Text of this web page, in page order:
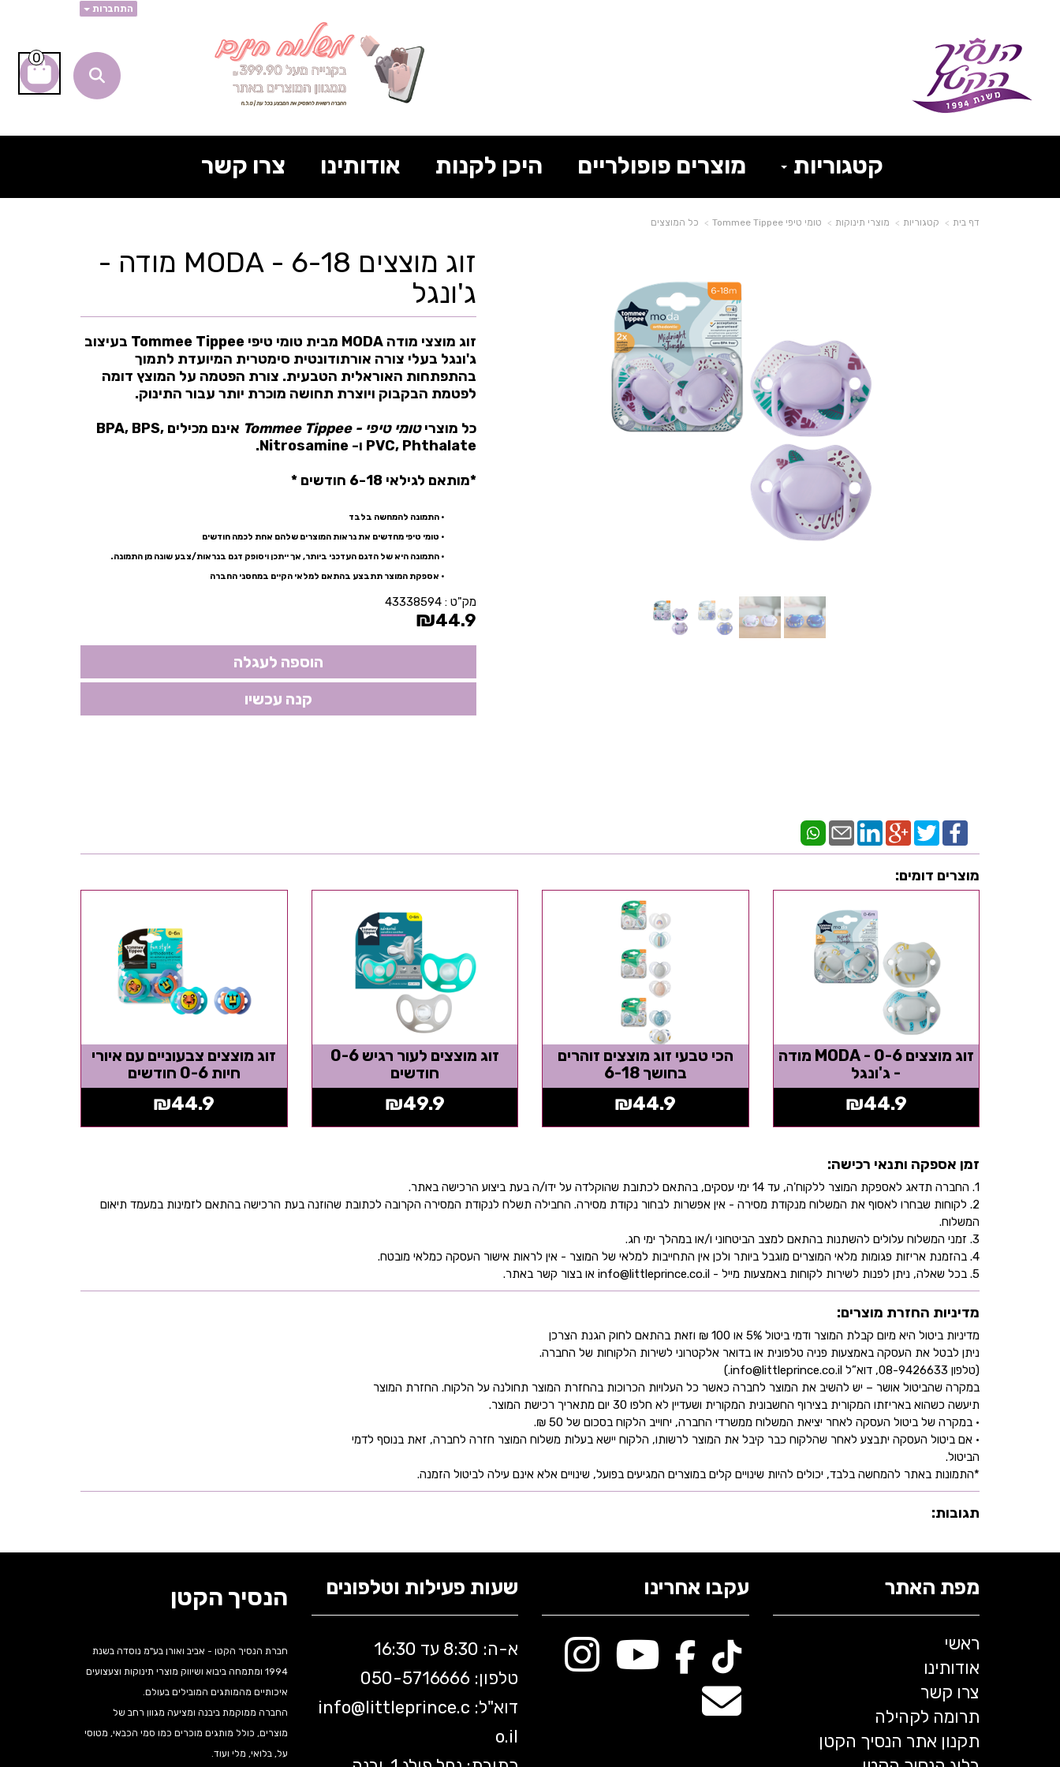
התחברות
0
קטגוריות מוצרים פופולריים היכן לקנות אודותינו צרו קשר
דף בית קטגוריות מוצרי תינוקות טומי טיפי Tommee Tippee כל המוצצים
זוג מוצצים 6-18 - MODA מודה -
ג'ונגל
זוג מוצצי מודה MODA מבית טומי טיפי Tommee Tippee
בעיצוב
ג'ונגל בעלי צורה אורתודונטית סימטרית המיועדת לתמוך
בהתפתחות האוראלית הטבעית. צורת הפטמה על המוצץ דומה
לפטמת הבקבוק ויוצרת תחושה מוכרת יותר עבור התינוק.
כל מוצריטומי טיפי - Tommee Tippee
אינם מכילים BPA, BPS,
PVC, Phthalate ו- Nitrosamine.
*מותאם לגילאי 6-18 חודשים *
• התמונה להמחשה בלבד
• טומי טיפי מחדשים את נראות המוצרים שלהם אחת לכמה חודשים
• התמונה היא של הדגם העדכני ביותר, אך ייתכן ויסופק דגם בנראות/צבע שונה מן התמונה.
• אספקת המוצר תתבצע בהתאם למלאי הקיים במחסני החברה
מק"ט :43338594
₪44.9
מוצרים דומים:
זוג מוצצים 0-6 - MODA מודה
- ג'ונגל
₪44.9
הכי טבעי זוג מוצצים זוהרים
בחושך 6-18
₪44.9
זוג מוצצים לעור רגיש 0-6
חודשים
₪49.9
זוג מוצצים צבעוניים עם איורי
חיות 0-6 חודשים
₪44.9
זמן אספקה ותנאי רכישה:
1. החברה תדאג לאספקת המוצר ללקוח'ה, עד 14 ימי עסקים, בהתאם לכתובת שהוקלדה על ידו/ה בעת ביצוע הרכישה באתר.
2. לקוחות שבחרו לאסוף את המשלוח מנקודת מסירה - אין אפשרות לבחור נקודת מסירה. החבילה תשלח לנקודת המסירה הקרובה לכתובת שהוזנה בעת הרכישה בהתאם לזמינות במעמד תיאום
המשלוח.
3. זמני המשלוח עלולים להשתנות בהתאם למצב הביטחוני ו/או במהלך ימי חג.
4. בהזמנת אריזות פגומות מלאי המוצרים מוגבל ביותר ולכן אין התחייבות למלאי של המוצר - אין לראות אישור העסקה כמלאי מובטח.
5. בכל שאלה, ניתן לפנות לשירות לקוחות באמצעות מייל - info@littleprince.co.il או בצור קשר באתר.
מדיניות החזרת מוצרים:
מדיניות ביטול היא מיום קבלת המוצר ודמי ביטול 5% או 100 ₪ וזאת בהתאם לחוק הגנת הצרכן
ניתן לבטל את העסקה באמצעות פניה טלפונית או בדואר אלקטרוני לשירות הלקוחות של החברה.
(טלפון 08-9426633, דוא”ל info@littleprince.co.il.)
במקרה שהביטול אושר – יש להשיב את המוצר לחברה כאשר כל העלויות הכרוכות בהחזרת המוצר תחולנה על הלקוח. החזרת המוצר
תיעשה כשהוא באריזתו המקורית בצירוף החשבונית המקורית ושעדיין לא חלפו 30 יום מתאריך רכישת המוצר.
• במקרה של ביטול העסקה לאחר יציאת המשלוח ממשרדי החברה, יחוייב הלקוח בסכום של 50 ₪.
• אם ביטול העסקה יתבצע לאחר שהלקוח כבר קיבל את המוצר לרשותו, הלקוח יישא בעלות משלוח המוצר חזרה לחברה, זאת בנוסף לדמי
הביטול.
*התמונות באתר להמחשה בלבד, יכולים להיות שינויים קלים במוצרים המגיעים בפועל, שינויים אלא אינם עילה לביטול הזמנה.
תגובות:
מפת האתר
ראשי
אודותינו
צרו קשר
תרומה לקהילה
תקנון אתר הנסיך הקטן
עקבו אחרינו שעות פעילות וטלפונים
א-ה: 8:30 עד 16:30
טלפון: 050-5 716666
דוא"ל:
info@littleprince.c
o.il
הנסיך הקטן
חברת הנסיך הקטן - אביב ואורן בע"מ נוסדה בשנת
1994 ומתמחה ביבוא ושיווק מוצרי תינוקות וצעצועים
איכותיים מהמותגים המובילים בעולם.
החברה ממוקמת ביבנה ומציעה מגוון רחב של
מוצרים, כולל מותגים מוכרים כמו סמי הכבאי, מטוסי
על, בלואי, מלי ועוד.